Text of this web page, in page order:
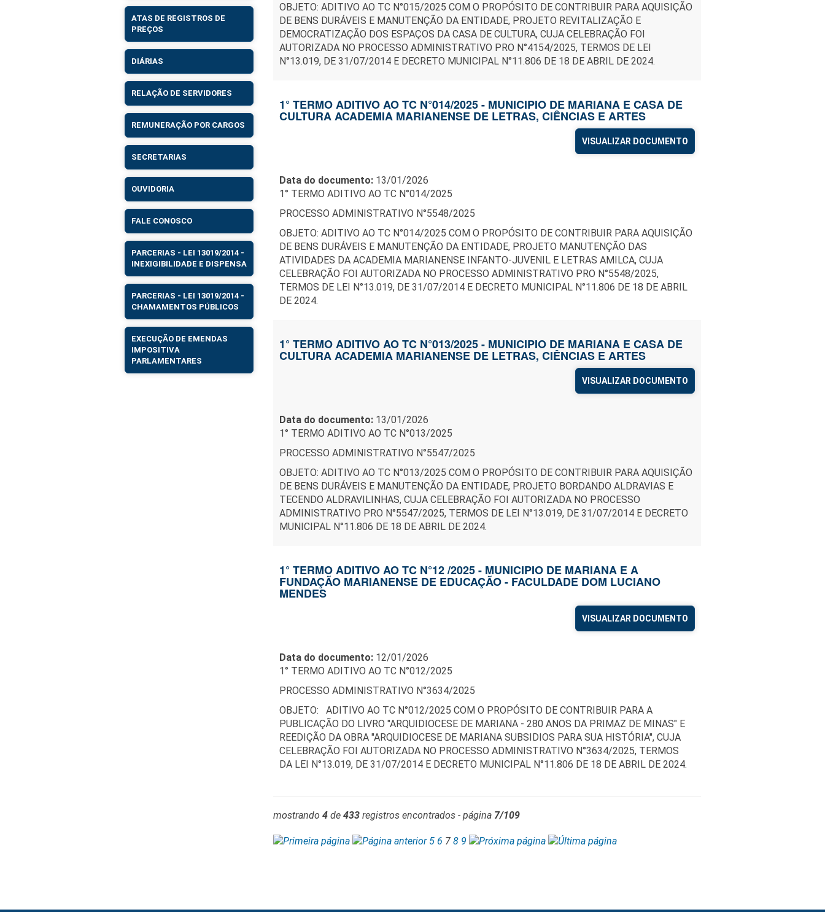
ATAS DE REGISTROS DE
PREÇOS
DIÁRIAS
RELAÇÃO DE SERVIDORES
REMUNERAÇÃO POR CARGOS
SECRETARIAS
OUVIDORIA
FALE CONOSCO
PARCERIAS - LEI 13019/2014 -
INEXIGIBILIDADE E DISPENSA
PARCERIAS - LEI 13019/2014 -
CHAMAMENTOS PÚBLICOS
EXECUÇÃO DE EMENDAS
IMPOSITIVA
PARLAMENTARES
OBJETO: ADITIVO AO TC N°015/2025 COM O PROPÓSITO DE CONTRIBUIR PARA AQUISIÇÃO
DE BENS DURÁVEIS E MANUTENÇÃO DA ENTIDADE, PROJETO REVITALIZAÇÃO E
DEMOCRATIZAÇÃO DOS ESPAÇOS DA CASA DE CULTURA, CUJA CELEBRAÇÃO FOI
AUTORIZADA NO PROCESSO ADMINISTRATIVO PRO N°4154/2025, TERMOS DE LEI
N°13.019, DE 31/07/2014 E DECRETO MUNICIPAL N°11.806 DE 18 DE ABRIL DE 2024.
1° TERMO ADITIVO AO TC N°014/2025 - MUNICIPIO DE MARIANA E CASA DE
CULTURA ACADEMIA MARIANENSE DE LETRAS, CIÊNCIAS E ARTES
VISUALIZAR DOCUMENTO
Data do documento:13/01/2026
1° TERMO ADITIVO AO TC N°014/2025
PROCESSO ADMINISTRATIVO N°5548/2025
OBJETO: ADITIVO AO TC N°014/2025 COM O PROPÓSITO DE CONTRIBUIR PARA AQUISIÇÃO
DE BENS DURÁVEIS E MANUTENÇÃO DA ENTIDADE, PROJETO MANUTENÇÃO DAS
ATIVIDADES DA ACADEMIA MARIANENSE INFANTO-JUVENIL E LETRAS AMILCA, CUJA
CELEBRAÇÃO FOI AUTORIZADA NO PROCESSO ADMINISTRATIVO PRO N°5548/2025,
TERMOS DE LEI N°13.019, DE 31/07/2014 E DECRETO MUNICIPAL N°11.806 DE 18 DE ABRIL
DE 2024.
1° TERMO ADITIVO AO TC N°013/2025 - MUNICIPIO DE MARIANA E CASA DE
CULTURA ACADEMIA MARIANENSE DE LETRAS, CIÊNCIAS E ARTES
VISUALIZAR DOCUMENTO
Data do documento:13/01/2026
1° TERMO ADITIVO AO TC N°013/2025
PROCESSO ADMINISTRATIVO N°5547/2025
OBJETO: ADITIVO AO TC N°013/2025 COM O PROPÓSITO DE CONTRIBUIR PARA AQUISIÇÃO
DE BENS DURÁVEIS E MANUTENÇÃO DA ENTIDADE, PROJETO BORDANDO ALDRAVIAS E
TECENDO ALDRAVILINHAS, CUJA CELEBRAÇÃO FOI AUTORIZADA NO PROCESSO
ADMINISTRATIVO PRO N°5547/2025, TERMOS DE LEI N°13.019, DE 31/07/2014 E DECRETO
MUNICIPAL N°11.806 DE 18 DE ABRIL DE 2024.
1° TERMO ADITIVO AO TC N°12 /2025 - MUNICIPIO DE MARIANA E A
FUNDAÇÃO MARIANENSE DE EDUCAÇÃO - FACULDADE DOM LUCIANO
MENDES
VISUALIZAR DOCUMENTO
Data do documento:12/01/2026
1° TERMO ADITIVO AO TC N°012/2025
PROCESSO ADMINISTRATIVO N°3634/2025
OBJETO: ADITIVO AO TC N°012/2025 COM O PROPÓSITO DE CONTRIBUIR PARA A
PUBLICAÇÃO DO LIVRO "ARQUIDIOCESE DE MARIANA - 280 ANOS DA PRIMAZ DE MINAS" E
REEDIÇÃO DA OBRA "ARQUIDIOCESE DE MARIANA SUBSIDIOS PARA SUA HISTÓRIA", CUJA
CELEBRAÇÃO FOI AUTORIZADA NO PROCESSO ADMINISTRATIVO N°3634/2025, TERMOS
DA LEI N°13.019, DE 31/07/2014 E DECRETO MUNICIPAL N°11.806 DE 18 DE ABRIL DE 2024.
mostrando 4de 433registros encontrados - página 7/109
5 6 7 8 9